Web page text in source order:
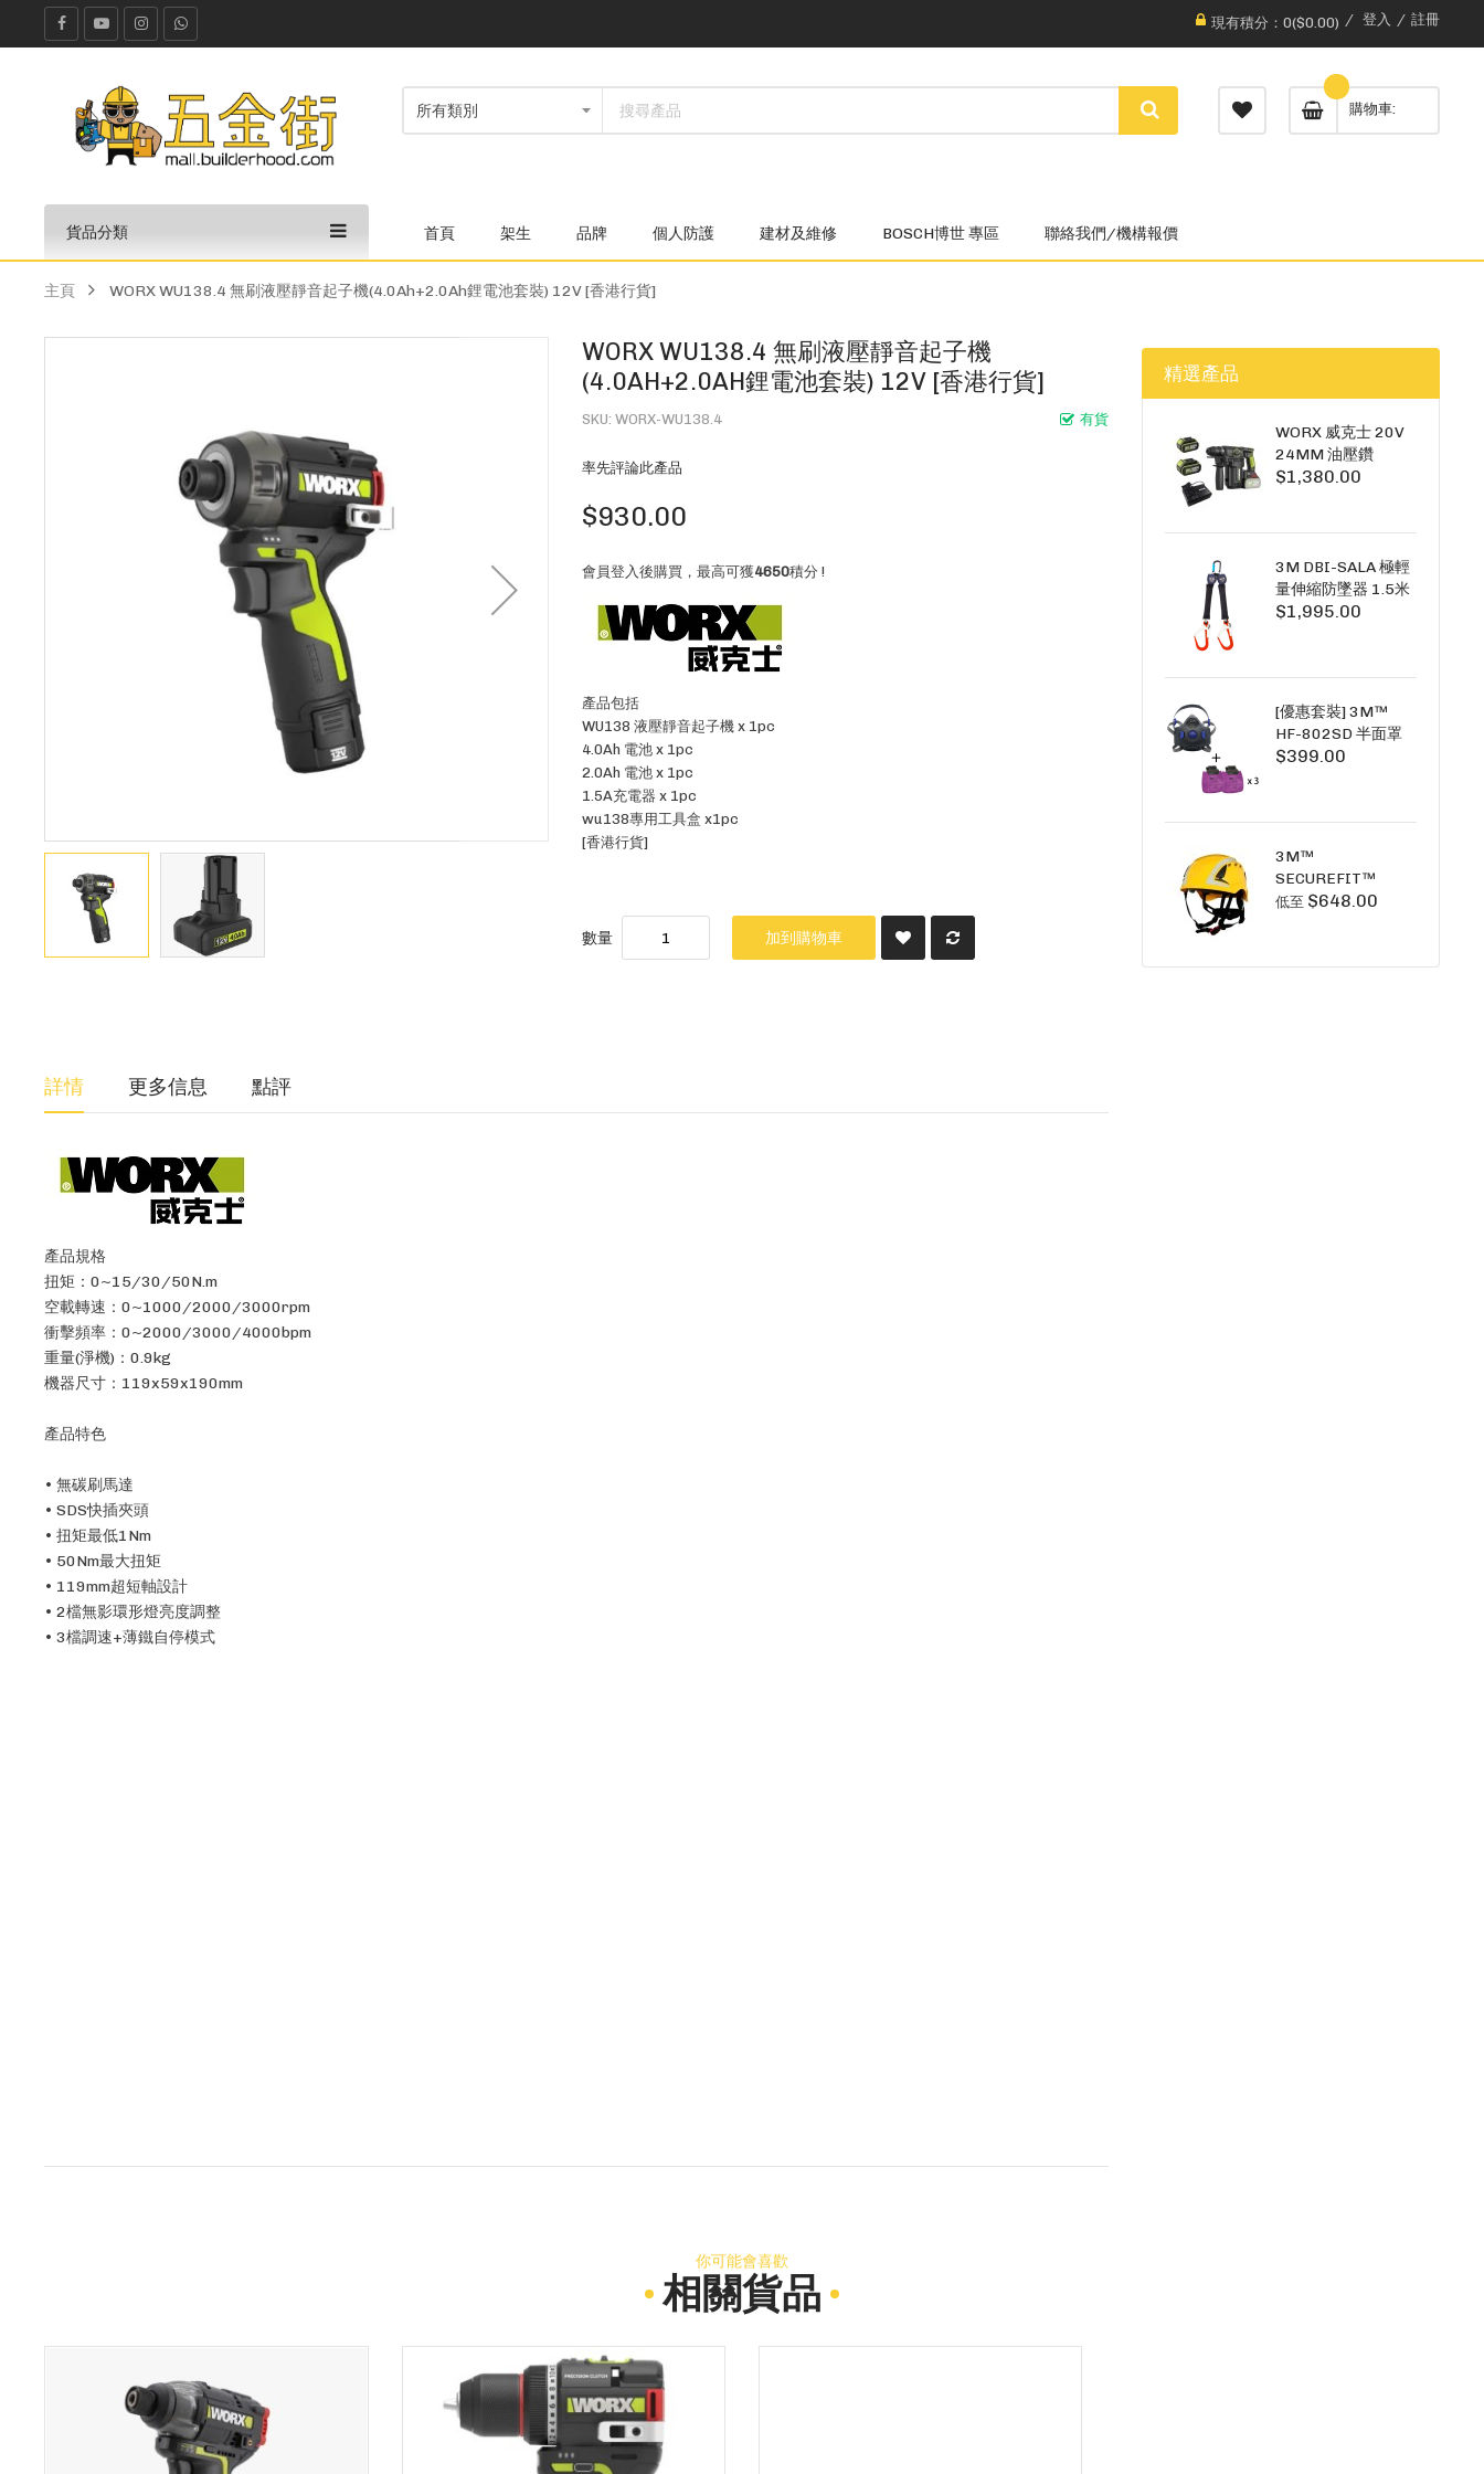
現有積分：0($0.00) 登入 註冊
購物車
貨品分類 首頁 架生 品牌 個人防護 建材及維修 BOSCH博世 專區 聯絡我們/機構報價
主頁 WORX WU138.4 無刷液壓靜音起子機(4.0Ah+2.0Ah鋰電池套裝) 12V [香港行貨]
WORX WU138.4 無刷液壓靜音起子機
(4.0AH+2.0AH鋰電池套裝) 12V [香港行貨]
有貨
SKU WORX-WU138.4
率先評論此產品
$930.00
會員登入後購買，最高可獲4650積分 !
產品包括
WU138 液壓靜音起子機 x 1pc
4.0Ah 電池 x 1pc
2.0Ah 電池 x 1pc
1.5A充電器 x 1pc
wu138專用工具盒 x1pc
[香港行貨]
數量 加到購物車
詳情 更多信息 點評
產品規格
扭矩：0~15/30/50N.m
空載轉速：0~1000/2000/3000rpm
衝擊頻率：0~2000/3000/4000bpm
重量(淨機)：0.9kg
機器尺寸：119x59x190mm
產品特色
• 無碳刷馬達
• SDS快插夾頭
• 扭矩最低1Nm
• 50Nm最大扭矩
• 119mm超短軸設計
• 2檔無影環形燈亮度調整
• 3檔調速+薄鐵自停模式
精選產品
WORX 威克士 20V
24MM 油壓鑽
WU385.3（雙5A電
$1,380.00
3M DBI-SALA 極輕
量伸縮防墜器 1.5米
(雙鉤) 3101754
TWINS
$1,995.00
[優惠套裝] 3M™
HF-802SD 半面罩
式呼吸防護面具 +
SECURE CLICK HF-
系列
$399.00
3M™
SECUREFIT™
X5000系列 透氣安
低至 $648.00
你可能會喜歡
相關貨品